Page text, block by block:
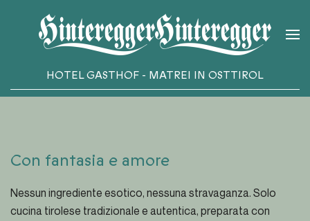
Skip to main content
HOTEL GASTHOF - MATREI IN OSTTIROL
Con fantasia e amore
Nessun ingrediente esotico, nessuna stravaganza. Solo
cucina tirolese tradizionale e autentica, preparata con